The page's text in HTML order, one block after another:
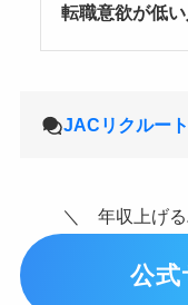
転職意欲が低
JACリクルー
＼ 年収上げ
公式